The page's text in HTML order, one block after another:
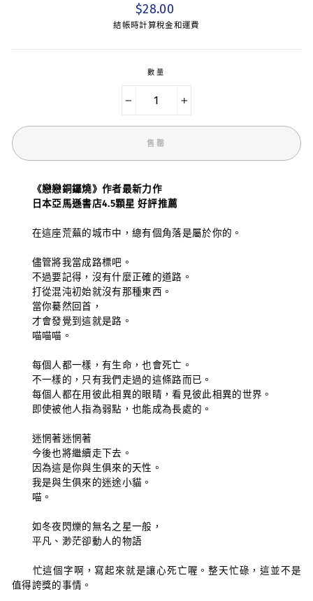
平
常
$28.00
結帳時計算稅金和運費
數量
售罄
《戀戀銅鑼燒》作者最新力作
日本亞馬遜書店4.5顆星 好評推薦
在這座荒蕪的城市中，總有個角落是屬於你的。
儘管將我當成路標吧。
不過要記得，沒有什麼正確的道路。
打從混沌初始就沒有那種東西。
當你驀然回首，
才會發覺到這就是路。
喵喵喵。
每個人都一樣，有生命，也會死亡。
不一樣的，只有我們走過的這條路而已。
每個人都在用彼此相異的眼睛，看見彼此相異的世界。
即使被他人指為弱點，也能成為長處的。
迷惘著迷惘著
今後也將繼續走下去。
因為這是你與生俱來的天性。
我是與生俱來的迷途小貓。
喵。
如冬夜閃爍的無名之星一般，
平凡、渺茫卻動人的物語
忙這個字啊，寫起來就是讓心死亡喔。整天忙碌，這並不是
值得誇獎的事情。